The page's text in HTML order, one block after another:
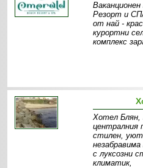
Резорт и
от най -
курортни
комплекс
Хотел Блян,
централния
стилен,
с луксозни
климатик,